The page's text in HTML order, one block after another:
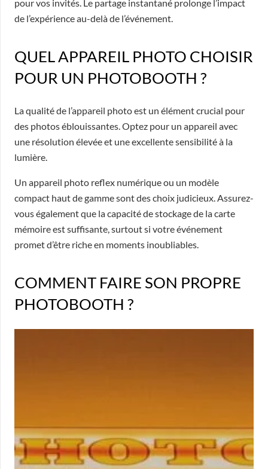
pour vos invités. Le partage instantané prolonge l’impact
de l’expérience au-delà de l’événement.
QUEL APPAREIL PHOTO CHOISIR
POUR UN PHOTOBOOTH ?
La qualité de l’appareil photo est un élément crucial pour
des photos éblouissantes. Optez pour un appareil avec
une résolution élevée et une excellente sensibilité à la
lumière.
Un appareil photo reflex numérique ou un modèle
compact haut de gamme sont des choix judicieux. Assurez-
vous également que la capacité de stockage de la carte
mémoire est suffisante, surtout si votre événement
promet d’être riche en moments inoubliables.
COMMENT FAIRE SON PROPRE
PHOTOBOOTH ?